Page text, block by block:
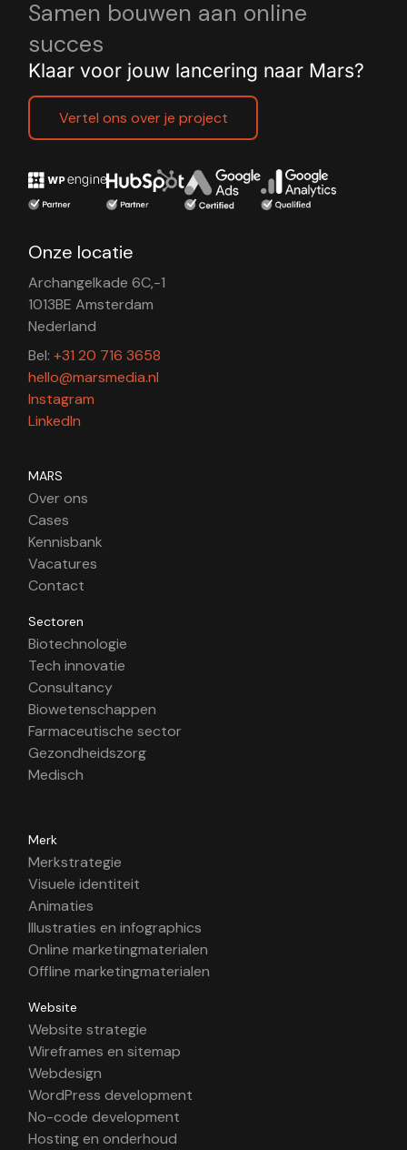
Samen bouwen aan online
succes
Klaar voor jouw lancering naar Mars?
Vertel ons over je project
Onze locatie
Archangelkade 6C,-1
1013BE Amsterdam
Nederland
Bel:+31 20 716 3658
hello@marsmedia.nl
Instagram
LinkedIn
MARS
Over ons
Cases
Kennisbank
Vacatures
Contact
Sectoren
Biotechnologie
Tech innovatie
Consultancy
Biowetenschappen
Farmaceutische sector
Gezondheidszorg
Medisch
Merk
Merkstrategie
Visuele identiteit
Animaties
Illustraties en infographics
Online marketingmaterialen
Offline marketingmaterialen
Website
Website strategie
Wireframes en sitemap
Webdesign
WordPress development
No-code development
Hosting en onderhoud